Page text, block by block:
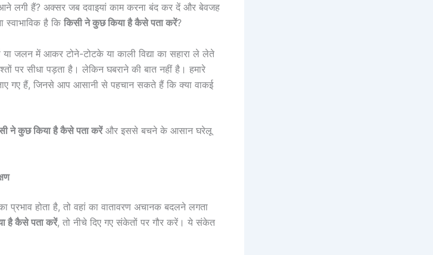
लगी हैं? अक्सर जब दवाइयां काम करना बंद कर दें और बेवजह
है कि किसी ने कुछ किया है कैसे पता करें?
या जलन में आकर टोने-टोटके या काली विद्या का सहारा ले लेते
पर सीधा पड़ता है। लेकिन घबराने की बात नहीं है। हमारे
गए हैं, जिनसे आप आसानी से पहचान सकते हैं कि क्या वाकई
ने कुछ किया है कैसे पता करेंऔर इससे बचने के आसान घरेलू
प्रभाव होता है, तो वहां का वातावरण अचानक बदलने लगता
है कैसे पता करें, तो नीचे दिए गए संकेतों पर गौर करें। ये संकेत